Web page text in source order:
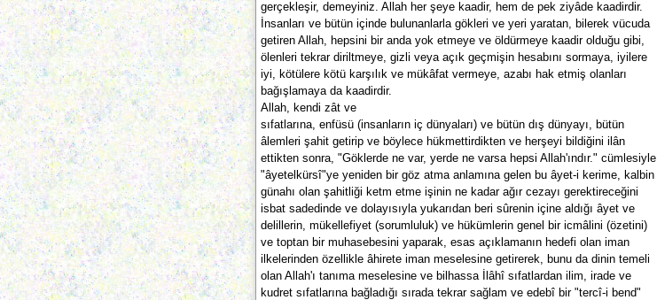
gerçekleşir, demeyiniz. Allah her şeye kaadir, hem de pek ziyâde kaadirdir.
İnsanları ve bütün içinde bulunanlarla gökleri ve yeri yaratan, bilerek vücuda
getiren Allah, hepsini bir anda yok etmeye ve öldürmeye kaadir olduğu gibi,
ölenleri tekrar diriltmeye, gizli veya açık geçmişin hesabını sormaya, iyilere
iyi, kötülere kötü karşılık ve mükâfat vermeye, azabı hak etmiş olanları
bağışlamaya da kaadirdir.
Allah, kendi zât ve
sıfatlarına, enfüsü (insanların iç dünyaları) ve bütün dış dünyayı, bütün
âlemleri şahit getirip ve böylece hükmettirdikten ve herşeyi bildiğini ilân
ettikten sonra, "Göklerde ne var, yerde ne varsa hepsi Allah'ındır." cümlesiyle
"âyetelkürsî"ye yeniden bir göz atma anlamına gelen bu âyet-i kerime, kalbin
günahı olan şahitliği ketm etme işinin ne kadar ağır cezayı gerektireceğini
isbat sadedinde ve dolayısıyla yukarıdan beri sûrenin içine aldığı âyet ve
delillerin, mükellefiyet (sorumluluk) ve hükümlerin genel bir icmâlini (özetini)
ve toptan bir muhasebesini yaparak, esas açıklamanın hedefi olan iman
ilkelerinden özellikle âhirete iman meselesine getirerek, bunu da dinin temeli
olan Allah'ı tanıma meselesine ve bilhassa İlâhî sıfatlardan ilim, irade ve
kudret sıfatlarına bağladığı sırada tekrar sağlam ve edebî bir "tercî-i bend"